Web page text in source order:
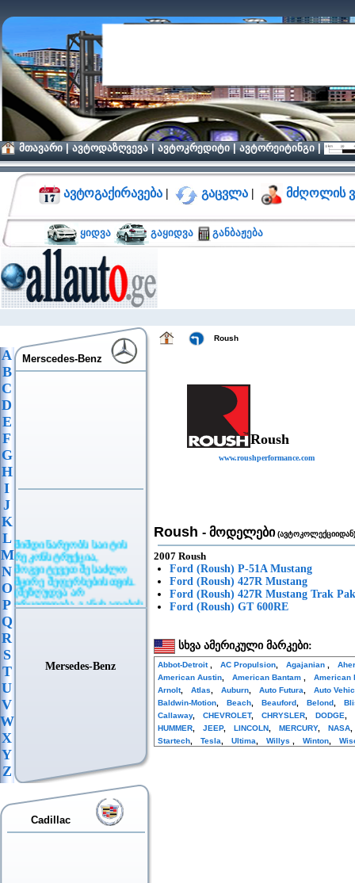
მთავარი|ავტოდაზღვევა|ავტოკრედიტი|ავტორეიტინგი|
ავტოგაქირავება | გაცვლა | მძღოლის
ყიდვა გაყიდვა განბაჟება
A
B
C
D
E
F
G
H
I
J
K
L
M
N
O
P
Q
R
S
T
U
V
W
X
Y
Z
Merscedes-Benz
მიმდინარეობს საიტის
რეკონსტრუქცია,
მოგვიტევეთ შესაძლო
მცირე შეფერხებისთვის.
(შეზღუდვა არ
ვრცელდება განცხადების
განთავსებაზე)
Mersedes-Benz
Cadillac
Roush
Roush
www.roushperformance.com
Roush - მოდელები(ავტოკოლექციიდან)
2007 Roush
Ford (Roush) P-51A Mustang
Ford (Roush) 427R Mustang
Ford (Roush) 427R Mustang Trak Pak
Ford (Roush) GT 600RE
სხვა ამერიკული მარკები:
Abbot-Detroit AC Propulsion Agajanian
American Austin
American Bantam
American
Arnolt, Atlas Auburn Auto Futura
Auto
Baldwin-Motion
Beach Beauford Belond
Callaway, CHEVROLET, CHRYSLER DODGE
HUMMER
JEEP, LINCOLN MERCURY, NASA
Startech
Tesla Ultima Willys Winton